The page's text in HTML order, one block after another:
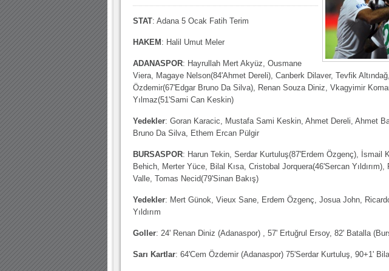
STAT: Adana 5 Ocak Fatih Terim
HAKEM : Halil Umut Meler
ADANASPOR: Hayrullah Mert Akyüz, Ousmane
Viera, Magaye Nelson(84'Ahmet Dereli), Canberk Dilaver, Tevfik
Özdemir(67'Edgar Bruno Da Silva), Renan Souza Diniz, Vkagyimir
Yılmaz(51'Sami Can Keskin)
Yedekler: Goran Karacic, Mustafa Sami Keskin, Ahmet Dereli, Ahmet
Bruno Da Silva, Ethem Ercan Pülgir
BURSASPOR: Harun Tekin, Serdar Kurtuluş(87'Erdem Özgenç), İsmail
Behich, Merter Yüce, Bilal Kısa, Cristobal Jorquera(46'Sercan
Valle, Tomas Necid(79'Sinan Bakış)
Yedekler: Mert Günok, Vieux Sane, Erdem Özgenç, Josua John,
Yıldırım
Goller: 24' Renan Diniz (Adanaspor) , 57' Ertuğrul Ersoy, 82' Batalla
Sarı Kartlar: 64'Cem Özdemir (Adanaspor) 75'Serdar Kurtuluş, 90+1'